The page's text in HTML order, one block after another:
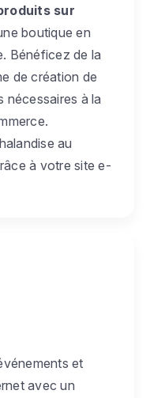
sur
boutique en
Bénéficez de la
de création de
nécessaires à la
au
à votre site e-
et
avec un